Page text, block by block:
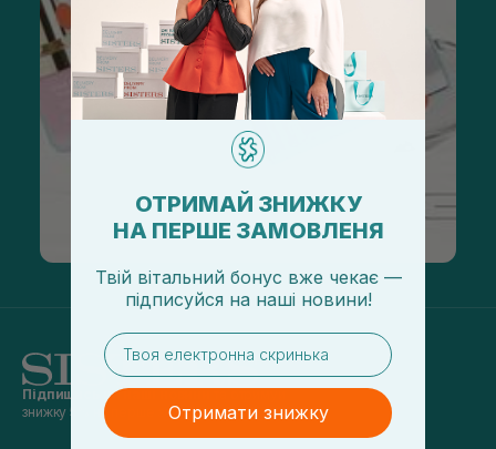
Підпишись на наші новини
знижку 5% на перше замовлення
ОТРИМАЙ ЗНИЖКУ
НА ПЕРШЕ ЗАМОВЛЕНЯ
Твій вітальний бонус вже чекає —
підписуйся на наші новини!
email
Отримати знижку